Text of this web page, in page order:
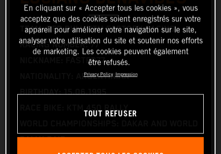
TEAM: RED BULL KTM FACTORY RACING
RACING NUMBER: 77
NICKNAME: FASTER77
NATIONALITY: ARGENTINIAN
BIRTHDAY: 15.06.1995
RACE BIKE: KTM 450 RALLY
RALLY-RAID
En cliquant sur « Accepter tous les cookies », vous
acceptez que des cookies soient enregistrés sur votre
appareil pour améliorer votre navigation sur le site,
analyser votre utilisation du site et soutenir nos efforts
de marketing. Les cookies peuvent également
être refusés.
Privacy Policy Impression
TOUT REFUSER